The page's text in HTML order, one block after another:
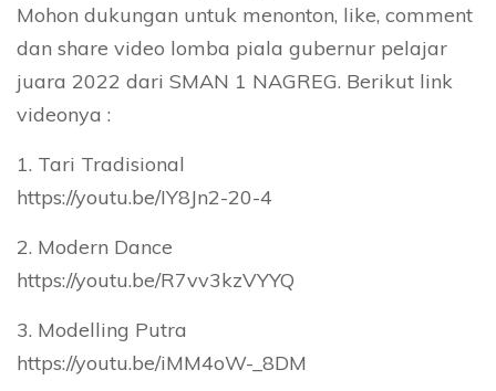
Mohon dukungan untuk menonton, like, comment
dan share video lomba piala gubernur pelajar
juara 2022 dari SMAN 1 NAGREG. Berikut link
videonya :
1. Tari Tradisional
https://youtu.be/IY8Jn2-20-4
2. Modern Dance
https://youtu.be/R7vv3kzVYYQ
3. Modelling Putra
https://youtu.be/iMM4oW-_8DM